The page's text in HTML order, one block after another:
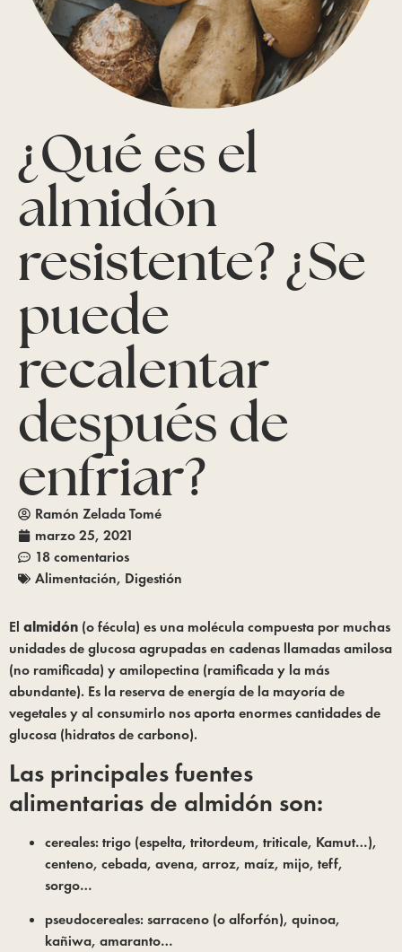
¿Qué es el
almidón
resistente? ¿Se
puede
recalentar
después de
enfriar?
Ramón Zelada Tomé
marzo 25, 2021
18 comentarios
Alimentación, Digestión
El almidón (o fécula) es una molécula compuesta por muchas
unidades de glucosa agrupadas en cadenas llamadas amilosa
(no ramificada) y amilopectina (ramificada y la más
abundante). Es la reserva de energía de la mayoría de
vegetales y al consumirlo nos aporta enormes cantidades de
glucosa (hidratos de carbono).
Las principales fuentes
alimentarias de almidón son:
cereales: trigo (espelta, tritordeum, triticale, Kamut…),
centeno, cebada, avena, arroz, maíz, mijo, teff,
sorgo…
pseudocereales: sarraceno (o alforfón), quinoa,
kañiwa, amaranto…